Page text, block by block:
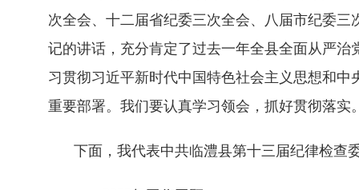
次全会、十二届省纪委三次全会、八届市纪委
记的讲话，充分肯定了过去一年全县全面从严
习贯彻习近平新时代中国特色社会主义思想和
重要部署。我们要认真学习领会，抓好贯彻落实
下面，我代表中共临澧县第十三届纪律检查